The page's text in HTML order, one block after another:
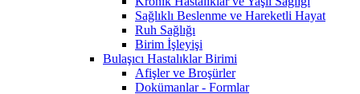
Sağlıklı Beslenme ve Hareketli Hayat
Ruh Sağlığı
Birim İşleyişi
Bulaşıcı Hastalıklar Birimi
Afişler ve Broşürler
Dokümanlar - Formlar